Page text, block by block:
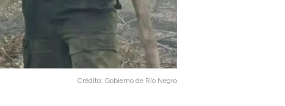
Crédito: Gobierno de Río Negro